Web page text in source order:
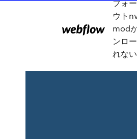
フォ
ウト
mod
ンロ
れない